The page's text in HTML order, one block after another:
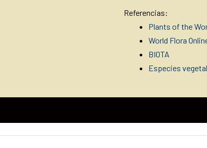
Referencias:
Plants of the
World Flora
BIOTA
Especies